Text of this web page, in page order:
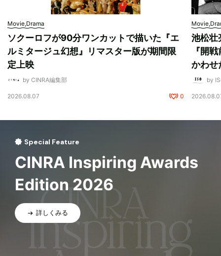
Movie,Drama
ソクーロフが90分ワンカットで描いた『エ
ルミタージュ幻想』リマスター版が期間限
定上映
by CINRA編集部
2026.08.07 0
池松壮
『開
かわせ
by
Special Feature
CINRA Inspiring Awards
Edition 2026
詳しくみる